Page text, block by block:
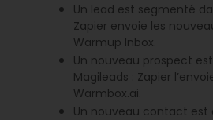
Un lead est segmenté
Zapier envoie les
Warmup Inbox.
Un nouveau prospect
Magileads : Zapier
Warmbox.ai.
Un nouveau contact est